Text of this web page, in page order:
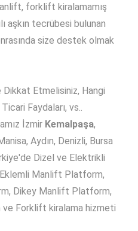
forklift kiralamamış
aşkın tecrübesi bulunan
size destek olmak
Etmelisiniz, Hangi
Faydaları, vs..
İzmir Kemalpaşa,
Aydın, Denizli, Bursa
Dizel ve Elektrikli
Manlift Platform,
Dikey Manlift Platform,
Forklift kiralama hizmeti